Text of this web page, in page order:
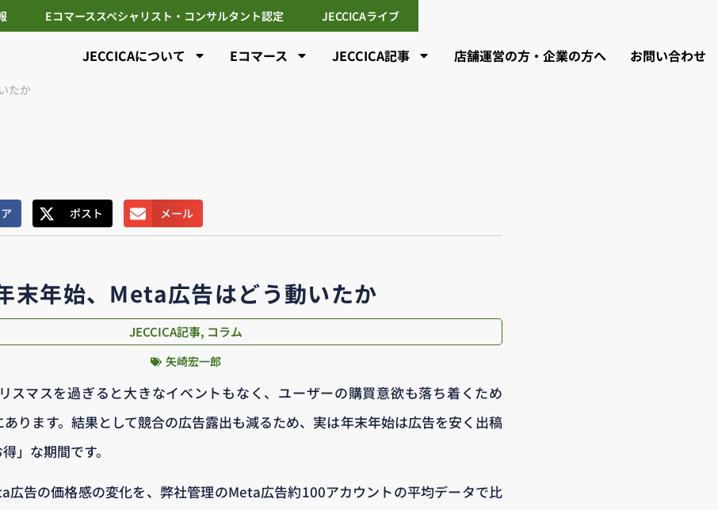
Eコマーススペシャリスト・コンサルタント認定 JECCICAライブ
JECCICAについて Eコマース JECCICA記事 店舗運営の方・企業の方へ お問い合わせ
たか
ポスト メール
末年始、Meta広告はどう動いたか
JECCICA記事, コラム
矢崎宏一郎
スマスを過ぎると大きなイベントもなく、ユーザーの購買意欲も落ち着くため
ります。結果として競合の広告露出も減るため、実は年末年始は広告を安く出稿
」な期間です。
広告の価格感の変化を、弊社管理のMeta広告約100アカウントの平均データで比